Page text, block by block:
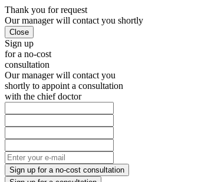
Thank you for request
Our manager will contact you shortly
Sign up
for a no-cost
consultation
Our manager will contact you
shortly to appoint a consultation
with the chief doctor